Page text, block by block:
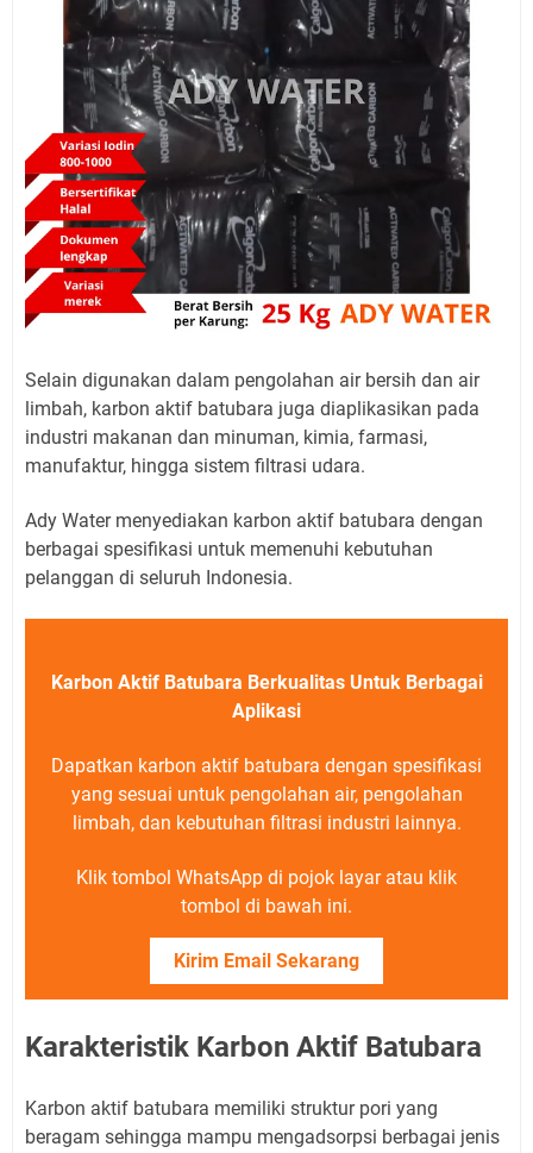
Selain digunakan dalam pengolahan air bersih dan air
limbah, karbon aktif batubara juga diaplikasikan pada
industri makanan dan minuman, kimia, farmasi,
manufaktur, hingga sistem filtrasi udara.
Ady Water menyediakan karbon aktif batubara dengan
berbagai spesifikasi untuk memenuhi kebutuhan
pelanggan di seluruh Indonesia.
Karbon Aktif Batubara Berkualitas Untuk Berbagai
Aplikasi
Dapatkan karbon aktif batubara dengan spesifikasi
yang sesuai untuk pengolahan air, pengolahan
limbah, dan kebutuhan filtrasi industri lainnya.
Klik tombol WhatsApp di pojok layar atau klik
tombol di bawah ini.
Kirim Email Sekarang
Karakteristik Karbon Aktif Batubara
Karbon aktif batubara memiliki struktur pori yang
beragam sehingga mampu mengadsorpsi berbagai jenis